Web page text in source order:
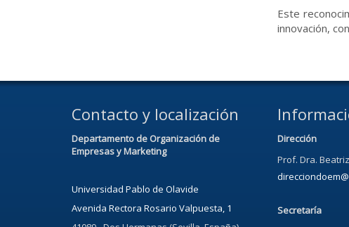
Este
innovación,
Contacto y localización
Departamento de Organización de
Empresas y Marketing
Universidad Pablo de Olavide
Avenida Rectora Rosario Valpuesta, 1
Dirección
Prof. Dra.
Secretaría